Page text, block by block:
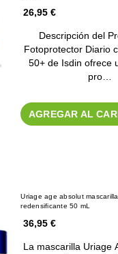
26,95 €
Descripción del
Fotoprotector Diario
50+ de Isdin ofrece
pro…
AGREGAR AL
Uriage age absolut
redensificante 50 mL
36,95 €
La mascarilla Uriage